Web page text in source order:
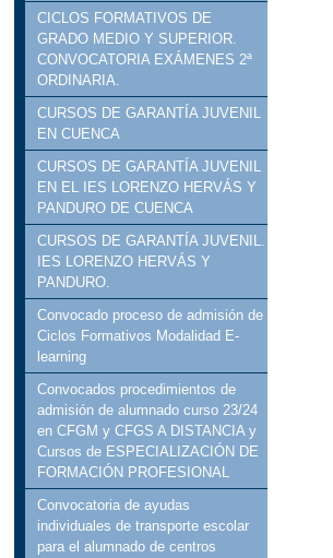
CICLOS FORMATIVOS DE
GRADO MEDIO Y SUPERIOR.
CONVOCATORIA EXÁMENES 2ª
ORDINARIA.
CURSOS DE GARANTÍA JUVENIL
EN CUENCA
CURSOS DE GARANTÍA JUVENIL
EN EL IES LORENZO HERVÁS Y
PANDURO DE CUENCA
CURSOS DE GARANTÍA JUVENIL.
IES LORENZO HERVÁS Y
PANDURO.
Convocado proceso de admisión de
Ciclos Formativos Modalidad E-
learning
Convocados procedimientos de
admisión de alumnado curso 23/24
en CFGM y CFGS A DISTANCIA y
Cursos de ESPECIALIZACIÓN DE
FORMACIÓN PROFESIONAL
Convocatoria de ayudas
individuales de transporte escolar
para el alumnado de centros